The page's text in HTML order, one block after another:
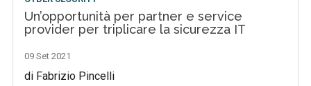
Un’opportunità per partner e service
provider per triplicare la sicurezza IT
09 Set 2021
di Fabrizio Pincelli